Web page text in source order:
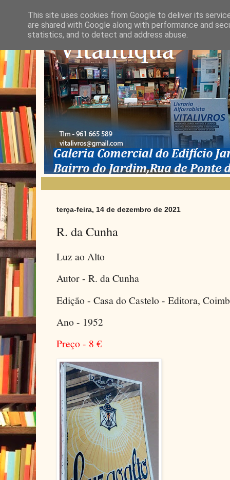
terça-feira, 14 de dezembro de 2021
R. da Cunha
Luz ao Alto
Autor - R. da Cunha
Edição - Casa do Castelo - Editora,
Ano - 1952
Preço - 8 €
This site uses cookies from Google to deliver its
are shared with Google along with performance and
statistics, and to detect and address abuse.